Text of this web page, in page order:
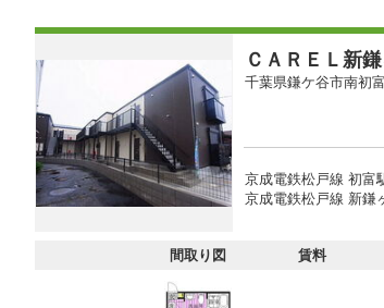
ＣＡＲＥＬ新
千葉県鎌ケ谷市南初
京成電鉄松戸線 初富
京成電鉄松戸線 新鎌
間取り図 賃料